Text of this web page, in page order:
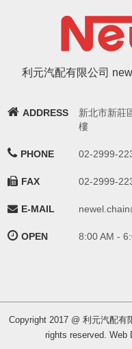
利元汽配有限公司
ADDRESS
新北市新莊
樓
PHONE 02-2999-
FAX 02-2999-
E-MAIL
OPEN 8:00 AM -
Copyright 2017 @ 利元汽配有
rights reserved. Web